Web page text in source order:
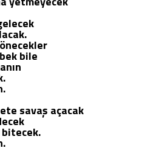
bile
savaş açacak